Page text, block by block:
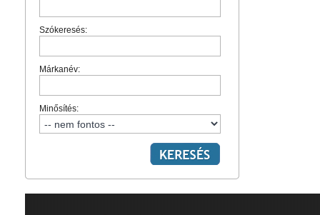
Szókeresés:
Márkanév:
Minősítés: